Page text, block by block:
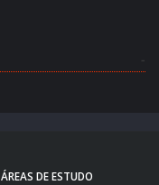
ÁREAS DE ESTUDO